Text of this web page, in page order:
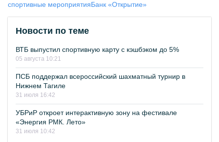
спортивные мероприятияБанк «Открытие»
Новости по теме
ВТБ выпустил спортивную карту с кэшбэком до 5%
05 августа 10:21
ПСБ поддержал всероссийский шахматный турнир в
Нижнем Тагиле
31 июля 16:42
УБРиР откроет интерактивную зону на фестивале
«Энергия РМК. Лето»
31 июля 10:42